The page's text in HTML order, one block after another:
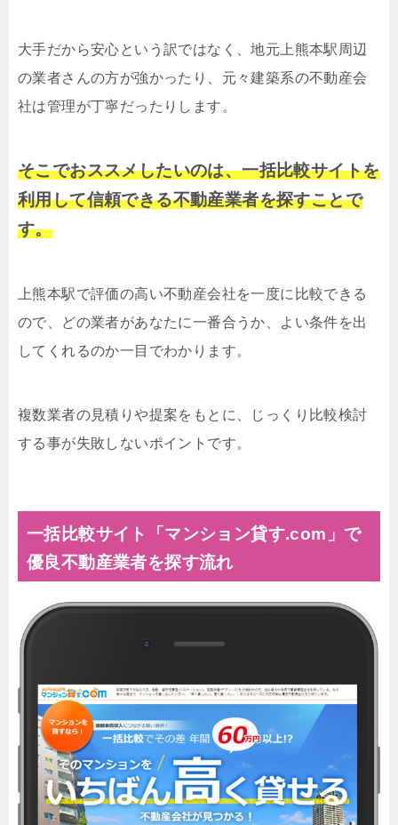
大手だから安心という訳ではなく、地元上熊本駅周辺
の業者さんの方が強かったり、元々建築系の不動産会
社は管理が丁寧だったりします。
そこでおススメしたいのは、一括比較サイトを
利用して信頼できる不動産業者を探すことで
す。
上熊本駅で評価の高い不動産会社を一度に比較できる
ので、どの業者があなたに一番合うか、よい条件を出
してくれるのか一目でわかります。
複数業者の見積りや提案をもとに、じっくり比較検討
する事が失敗しないポイントです。
一括比較サイト「マンション貸す.com」で
優良不動産業者を探す流れ